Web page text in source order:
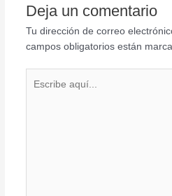
Deja un comentario
Tu dirección de correo
campos obligatorios están
aquí...